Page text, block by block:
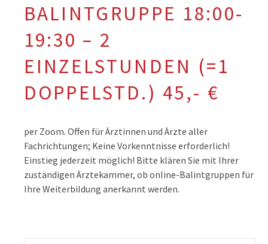
BALINTGRUPPE 18:00-
19:30 – 2
EINZELSTUNDEN (=1
DOPPELSTD.) 45,- €
per Zoom. Offen für Ärztinnen und Ärzte aller
Fachrichtungen; Keine Vorkenntnisse erforderlich!
Einstieg jederzeit möglich! Bitte klären Sie mit Ihrer
zuständigen Ärztekammer, ob online-Balintgruppen für
Ihre Weiterbildung anerkannt werden.